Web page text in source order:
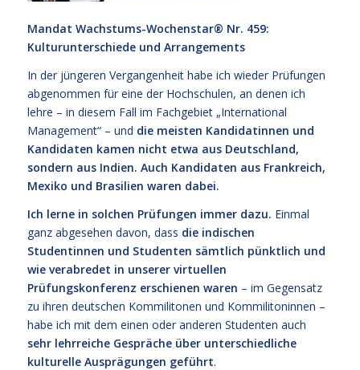
Mandat Wachstums-Wochenstar® Nr. 459:
Kulturunterschiede und Arrangements
In der jüngeren Vergangenheit habe ich wieder Prüfungen
abgenommen für eine der Hochschulen, an denen ich
lehre – in diesem Fall im Fachgebiet „International
Management“ – und die meisten Kandidatinnen und
Kandidaten kamen nicht etwa aus Deutschland,
sondern aus Indien. Auch Kandidaten aus Frankreich,
Mexiko und Brasilien waren dabei.
Ich lerne in solchen Prüfungen immer dazu. Einmal
ganz abgesehen davon, dass die indischen
Studentinnen und Studenten sämtlich pünktlich und
wie verabredet in unserer virtuellen
Prüfungskonferenz erschienen waren – im Gegensatz
zu ihren deutschen Kommilitonen und Kommilitoninnen –
habe ich mit dem einen oder anderen Studenten auch
sehr lehrreiche Gespräche über unterschiedliche
kulturelle Ausprägungen geführt.